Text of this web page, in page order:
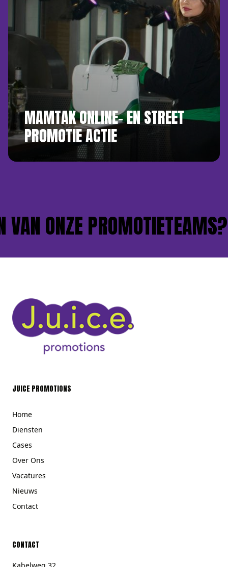
MAMTAK ONLINE- EN STREET
PROMOTIE ACTIE
ONZE PROMOTIETEAMS?
JUICE PROMOTIONS
Home
Diensten
Cases
Over Ons
Vacatures
Nieuws
Contact
CONTACT